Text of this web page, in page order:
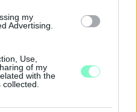
my
Advertising.
Use,
of my
with the
futsal csapata a hétvégi
jogot cserélt, így hétfőn
NB I-ES
A